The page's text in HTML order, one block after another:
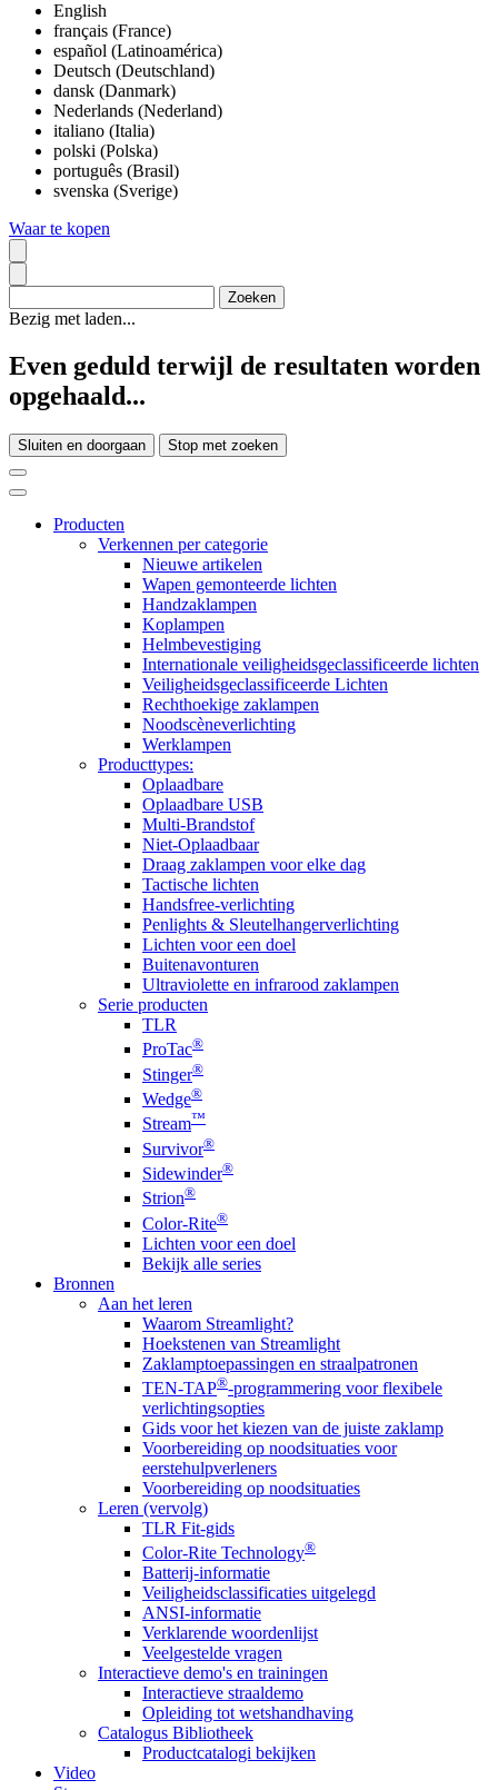
English
français (France)
español (Latinoamérica)
Deutsch (Deutschland)
dansk (Danmark)
Nederlands (Nederland)
italiano (Italia)
polski (Polska)
português (Brasil)
svenska (Sverige)
Waar te kopen
Bezig met laden...
Even geduld terwijl de resultaten worden
opgehaald...
Sluiten en doorgaan Stop met zoeken
Producten
Verkennen per categorie
Nieuwe artikelen
Wapen gemonteerde lichten
Handzaklampen
Koplampen
Helmbevestiging
Internationale veiligheidsgeclassificeerde lichten
Veiligheidsgeclassificeerde Lichten
Rechthoekige zaklampen
Noodscèneverlichting
Werklampen
Producttypes:
Oplaadbare
Oplaadbare USB
Multi-Brandstof
Niet-Oplaadbaar
Draag zaklampen voor elke dag
Tactische lichten
Handsfree-verlichting
Penlights & Sleutelhangerverlichting
Lichten voor een doel
Buitenavonturen
Ultraviolette en infrarood zaklampen
Serie producten
TLR
ProTac®
Stinger®
Wedge®
Stream™
Survivor®
Sidewinder®
Strion®
Color-Rite®
Lichten voor een doel
Bekijk alle series
Bronnen
Aan het leren
Waarom Streamlight?
Hoekstenen van Streamlight
Zaklamptoepassingen en straalpatronen
TEN-TAP®-programmering voor flexibele
verlichtingsopties
Gids voor het kiezen van de juiste zaklamp
Voorbereiding op noodsituaties voor
eerstehulpverleners
Voorbereiding op noodsituaties
Leren (vervolg)
TLR Fit-gids
Color-Rite Technology®
Batterij-informatie
Veiligheidsclassificaties uitgelegd
ANSI-informatie
Verklarende woordenlijst
Veelgestelde vragen
Interactieve demo's en trainingen
Interactieve straaldemo
Opleiding tot wetshandhaving
Catalogus Bibliotheek
Productcatalogi bekijken
Video